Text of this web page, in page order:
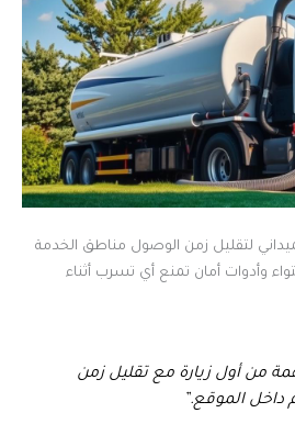
لتقليل زمن الوصول مناطق الخدمة
وأدوات أمان تمنع أي تسرب أثناء
من أول زيارة مع تقليل زمن
داخل الموقع.”